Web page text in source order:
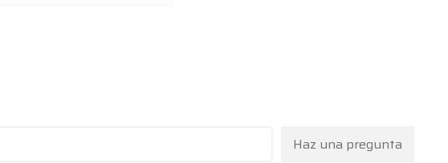
Haz una pregunta